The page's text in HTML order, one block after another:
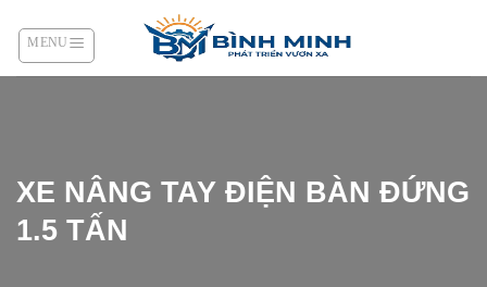
content
XE NÂNG TAY ĐIỆN BÀN ĐỨNG
1.5 TẤN